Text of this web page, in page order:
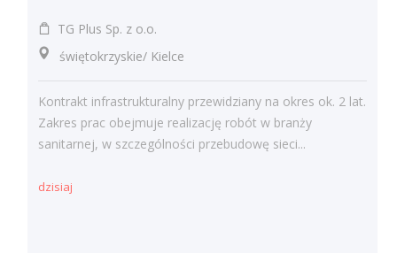
TG Plus Sp. z o.o.
świętokrzyskie/ Kielce
Kontrakt infrastrukturalny przewidziany na okres ok. 2 lat.
Zakres prac obejmuje realizację robót w branży
sanitarnej, w szczególności przebudowę sieci...
dzisiaj